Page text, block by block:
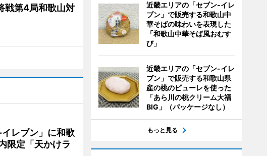
戦第4局和歌山対
レブン」に和歌
限定「天かけラ
近畿エリアの「セブン-イレ
ブン」で販売する和歌山中
華そばの味わいを表現した
「和歌山中華そば風おむす
び」
近畿エリアの「セブン-イレ
ブン」で販売する和歌山県
産の桃のピューレを使った
「あら川の桃クリーム大福
BIG」（パッケージなし）
もっと見る